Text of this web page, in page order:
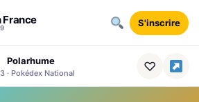
France S'inscrire
Polarhume
· Pokédex National ♡